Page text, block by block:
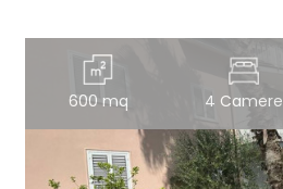
600 mq 4 Camere